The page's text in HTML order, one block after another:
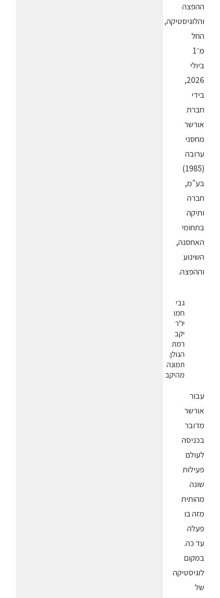
ההפצה
והלוגיסטיקה,
החל
מ־1
ביולי
2026,
בידי
חברת
אורשר
מחסני
ערובה
(1985)
בע"מ,
חברה
ותיקה
בתחומי
האחסנה,
השינוע
וההפצה.
גבי
חמו
יו"ר
יקב
רמת
הגולן.
תמונה
מהיקב
עבור
אורשר
מדובר
בכניסה
לעולם
פעילות
שונה
מהותית
מזה בו
פעלה
עד כה.
במקום
לוגיסטיקה
של